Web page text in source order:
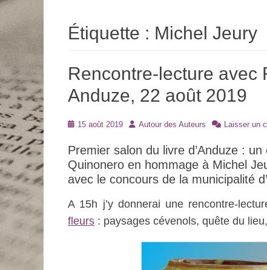
Étiquette : Michel Jeury
Rencontre-lecture avec
Anduze, 22 août 2019
Posté15 août 2019 Auteur
Autour des Auteurs Laisser un
Premier salon du livre d’Anduze :
Quinonero en hommage à Michel
avec le concours de la municipalité
A 15h j’y donnerai une rencontre-
fleurs : paysages cévenols, quête du